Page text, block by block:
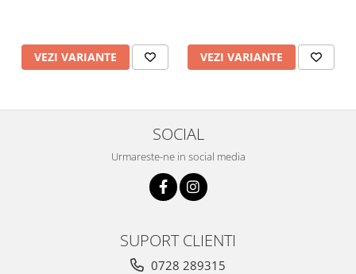
VEZI VARIANTE VEZI VARIANTE
SOCIAL
Urmareste-ne in social media
SUPORT CLIENTI
0728 289315